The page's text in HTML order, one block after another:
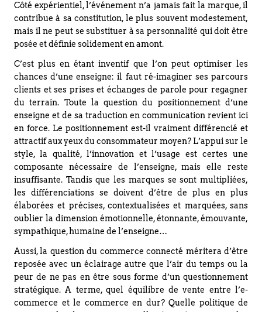
Côté expérientiel, l’événement n’a jamais fait la marque, il
contribue à sa constitution, le plus souvent modestement,
mais il ne peut se substituer à sa personnalité qui doit être
posée et définie solidement en amont.
C’est plus en étant inventif que l’on peut optimiser les
chances d’une enseigne: il faut ré-imaginer ses parcours
clients et ses prises et échanges de parole pour regagner
du terrain. Toute la question du positionnement d’une
enseigne et de sa traduction en communication revient ici
en force. Le positionnement est-il vraiment différencié et
attractif aux yeux du consommateur moyen? L’appui sur le
style, la qualité, l’innovation et l’usage est certes une
composante nécessaire de l’enseigne, mais elle reste
insuffisante. Tandis que les marques se sont multipliées,
les différenciations se doivent d’être de plus en plus
élaborées et précises, contextualisées et marquées, sans
oublier la dimension émotionnelle, étonnante, émouvante,
sympathique, humaine de l’enseigne…
Aussi, la question du commerce connecté méritera d’être
reposée avec un éclairage autre que l’air du temps ou la
peur de ne pas en être sous forme d’un questionnement
stratégique. A terme, quel équilibre de vente entre l’e-
commerce et le commerce en dur? Quelle politique de